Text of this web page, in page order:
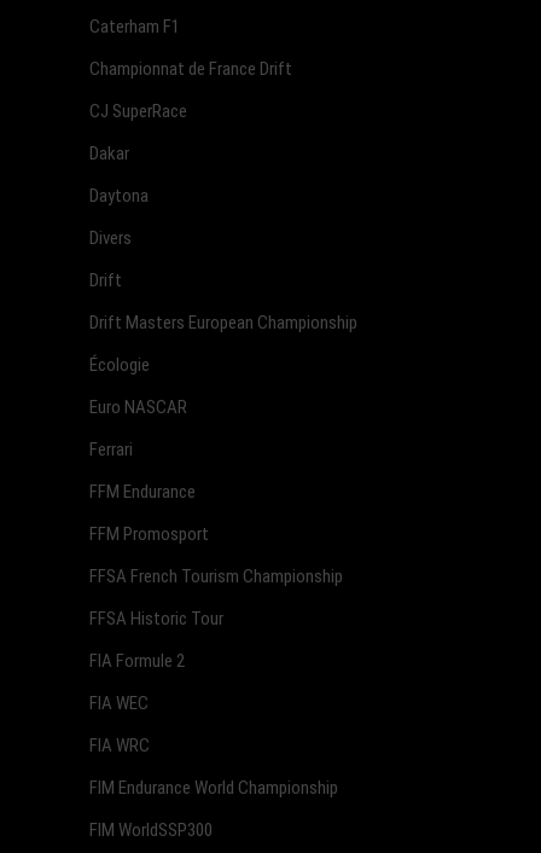
Caterham F1
Championnat de France Drift
CJ SuperRace
Dakar
Daytona
Divers
Drift
Drift Masters European Championship
Écologie
Euro NASCAR
Ferrari
FFM Endurance
FFM Promosport
FFSA French Tourism Championship
FFSA Historic Tour
FIA Formule 2
FIA WEC
FIA WRC
FIM Endurance World Championship
FIM WorldSSP300